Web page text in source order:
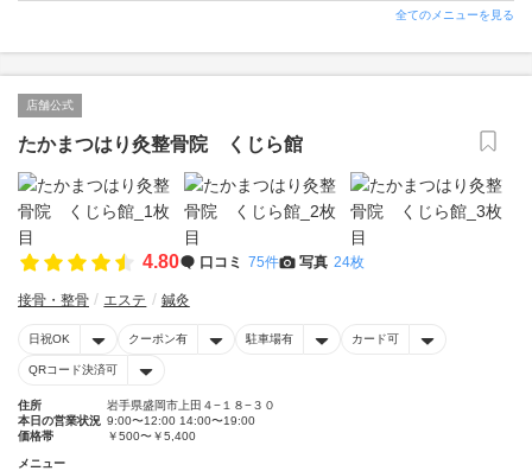
全てのメニューを見る
店舗公式
たかまつはり灸整骨院 くじら館
4.80 口コミ 75件 写真 24枚
接骨・整骨 エステ 鍼灸
日祝OK クーポン有 駐車場有 カード可
QRコード決済可
住所
岩手県盛岡市上田４−１８−３０
本日の営業状況 9:00〜12:00 14:00〜19:00
価格帯
￥500〜￥5,400
メニュー